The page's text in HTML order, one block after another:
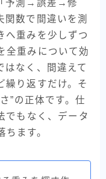
予測→誤差→修
関数で間違いを測
へ重みを少しずつ
全重みについて効
はなく、間違えて
繰り返すだけ。そ
”の正体です。仕
でもなく、データ
ます。